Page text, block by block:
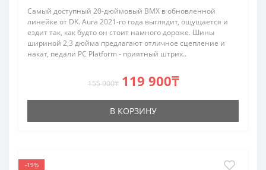
Самый доступный 20-дюймовый BMX в обновленной
линейке от DK. Aura 2021-го года выглядит, ощущается и
ездит так, как будто он стоит намного дороже. Шины
шириной 2,3 дюйма предлагают отличное сцепление и
накат, педали PC Platform - приятный штрих..
155 900₸ 119 900₸
В КОРЗИНУ
-19%